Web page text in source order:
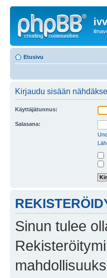
Etusivu
Kirjaudu sisään
Käyttäjätunnus:
Salasana:
Sinun tulee